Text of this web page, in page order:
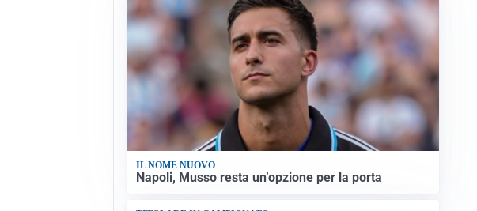
IL NOME NUOVO
Napoli, Musso resta un’opzione per la porta